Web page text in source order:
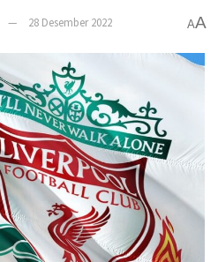
28 Desember 2022 AA